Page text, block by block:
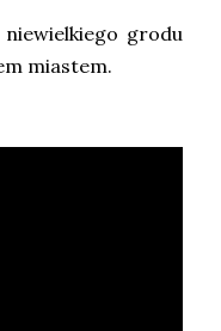
grodu
miastem.